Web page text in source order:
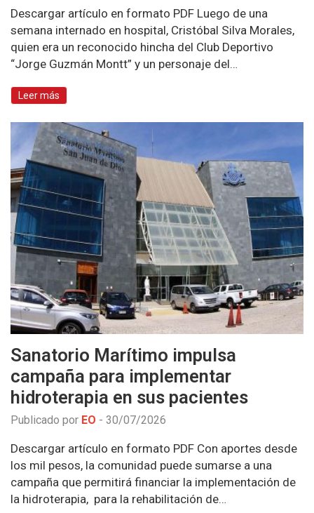
Descargar artículo en formato PDF Luego de una
semana internado en hospital, Cristóbal Silva Morales,
quien era un reconocido hincha del Club Deportivo
“Jorge Guzmán Montt” y un personaje del…
Leer más
Sanatorio Marítimo impulsa
campaña para implementar
hidroterapia en sus pacientes
Publicado por EO - 30/07/2026
Descargar artículo en formato PDF Con aportes desde
los mil pesos, la comunidad puede sumarse a una
campaña que permitirá financiar la implementación de
la hidroterapia, para la rehabilitación de…